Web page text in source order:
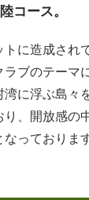
コース。
に造成され
ブのテーマ
に浮ぶ島々
、開放感の
っております